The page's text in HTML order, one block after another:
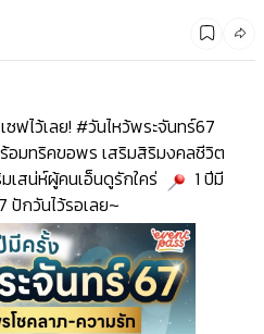
เซฟไว้เลย! #วันไหว้พระจันทร์67
อมทริคขอพร เสริมสิริมงคลชีวิต
เสน่ห์ผู้คนเอ็นดูรักใคร่
1 ปีมี
ปักวันไว้รอเลย~